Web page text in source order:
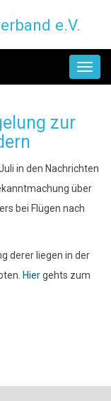
e.V.
zur
in den Nachrichten
über
bei Flügen nach
derer liegen in der
Hiergehts zum